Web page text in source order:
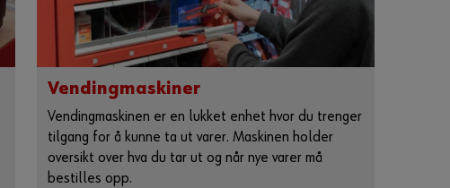
Vendingmaskiner
Vendingmaskinen er en lukket enhet hvor du trenger
tilgang for å kunne ta ut varer. Maskinen holder
oversikt over hva du tar ut og når nye varer må
bestilles opp.